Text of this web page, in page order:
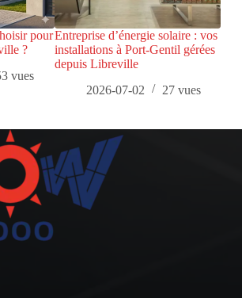
pour
?
vues
Entreprise d’énergie solaire : vos
installations à Port-Gentil gérées
depuis Libreville
2026-07-02
27 vues